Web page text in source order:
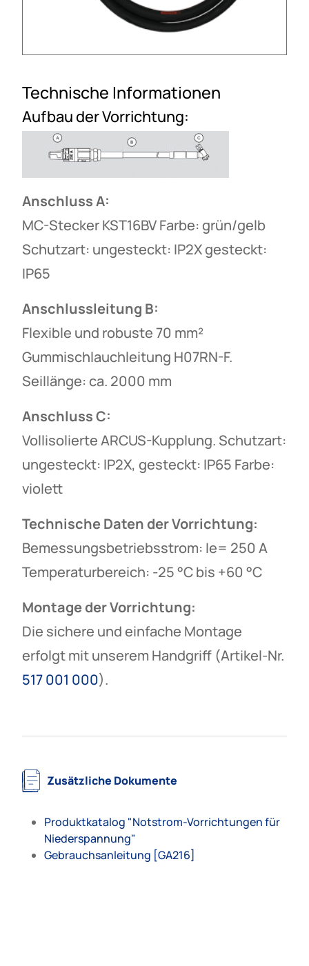
Technische Informationen
Aufbau der Vorrichtung:
Anschluss A:
MC-Stecker KST16BV Farbe: grün/gelb
Schutzart: ungesteckt: IP2X gesteckt:
IP65
Anschlussleitung B:
Flexible und robuste 70 mm²
Gummischlauchleitung H07RN-F.
Seillänge: ca. 2000 mm
Anschluss C:
Vollisolierte ARCUS-Kupplung. Schutzart:
ungesteckt: IP2X, gesteckt: IP65 Farbe:
violett
Technische Daten der Vorrichtung:
Bemessungsbetriebsstrom: Ie= 250 A
Temperaturbereich: -25 °C bis +60 °C
Montage der Vorrichtung:
Die sichere und einfache Montage
erfolgt mit unserem Handgriff (Artikel-Nr.
517 001 000).
Zusätzliche Dokumente
Produktkatalog "Notstrom-Vorrichtungen für
Niederspannung"
Gebrauchsanleitung [GA216]